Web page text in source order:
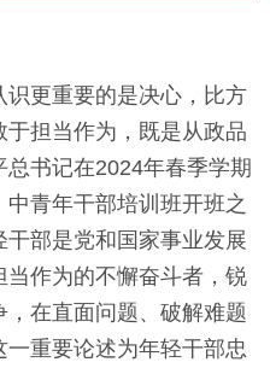
更重要的是决心，比方
担当作为，既是从政品
书记在2024年春季学期
青年干部培训班开班之
干部是党和国家事业发展
作为的不懈奋斗者，锐
在直面问题、破解难题
重要论述为年轻干部忠